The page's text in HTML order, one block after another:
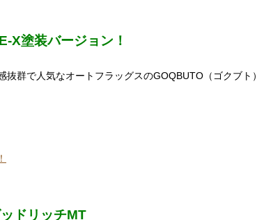
X塗装バージョン！
群で人気なオートフラッグスのGOQBUTO（ゴクブト）
ドリッチMT